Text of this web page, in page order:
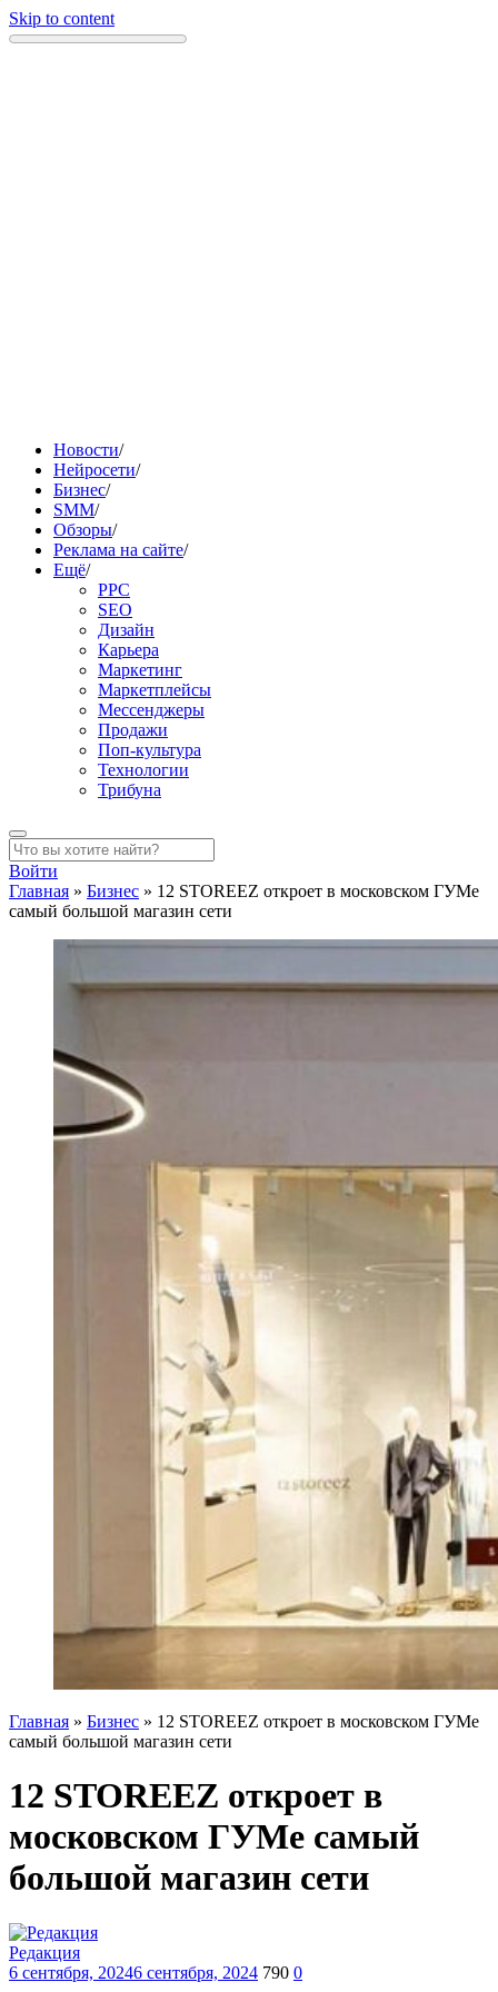
Skip to content
Новости/
Нейросети/
Бизнес/
SMM/
Обзоры/
Реклама на сайте/
Ещё/
PPC
SEO
Дизайн
Карьера
Маркетинг
Маркетплейсы
Мессенджеры
Продажи
Поп-культура
Технологии
Трибуна
Войти
Главная » Бизнес » 12 STOREEZ откроет в московском ГУМе
самый большой магазин сети
Главная » Бизнес » 12 STOREEZ откроет в московском ГУМе
самый большой магазин сети
12 STOREEZ откроет в
московском ГУМе самый
большой магазин сети
Редакция
6 сентября, 20246 сентября, 2024 790 0